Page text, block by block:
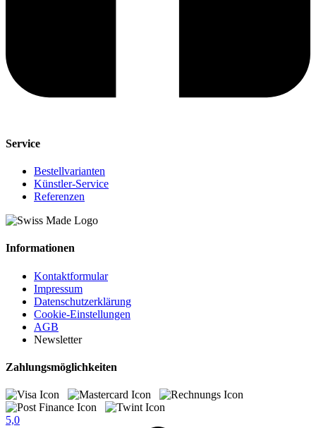
Service
Bestellvarianten
Künstler-Service
Referenzen
Informationen
Kontaktformular
Impressum
Datenschutzerklärung
Cookie-Einstellungen
AGB
Newsletter
Zahlungsmöglichkeiten
5,0